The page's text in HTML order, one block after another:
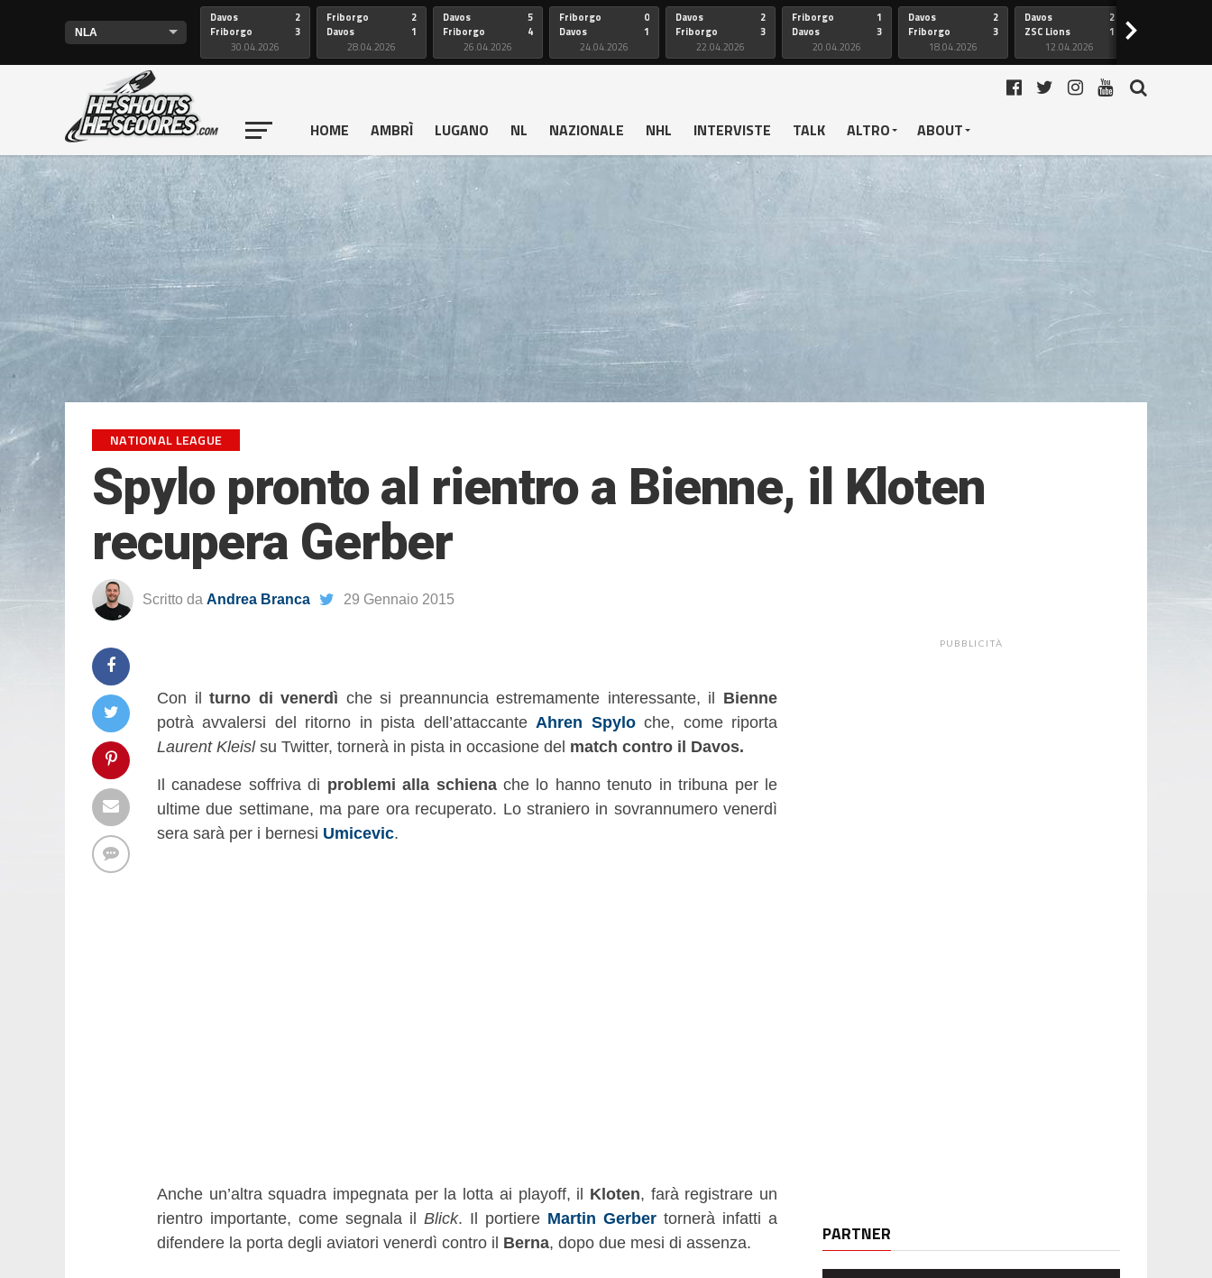
Davos
Friborgo
2
3
30.04.2026
Friborgo
Davos
2
1
28.04.2026
Davos
Friborgo
5
4
26.04.2026
Friborgo
Davos
0
1
24.04.2026
Davos
Friborgo
2
3
22.04.2026
Friborgo
Davos
1
3
20.04.2026
Davos
Friborgo
2
3
18.04.2026
Davos
ZSC Lions
2
1
12.04.2026
>
HOME AMBRÌ LUGANO NL NAZIONALE NHL INTERVISTE TALK ALTRO ABOUT
NATIONAL LEAGUE
Spylo pronto al rientro a Bienne, il Kloten
recupera Gerber
Scritto da Andrea Branca 29 Gennaio 2015
Con ilturno di venerdì che si preannuncia estremamente interessante, il Bienne
potrà avvalersi del ritorno in pista dell’attaccante Ahren Spyloche, come riporta
Laurent Kleislsu Twitter, tornerà in pista in occasione del match contro il Davos.
Il canadese soffriva di problemi alla schienache lo hanno tenuto in tribuna per le
ultime due settimane, ma pare ora recuperato. Lo straniero in sovrannumero venerdì
sera sarà per i bernesi Umicevic.
Anche un’altra squadra impegnata per la lotta ai playoff, il Kloten, farà registrare un
rientro importante, come segnala il Blick. Il portiere Martin Gerber tornerà infatti a
difendere la porta degli aviatori venerdì contro il Berna, dopo due mesi di assenza.
PUBBLICITÀ
PARTNER